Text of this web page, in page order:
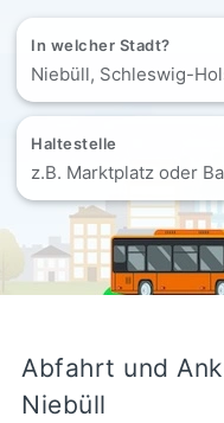
In welcher Stadt?
Niebüll, Schleswig-
Haltestelle
z.B. Marktplatz oder
Abfahrt und
Niebüll